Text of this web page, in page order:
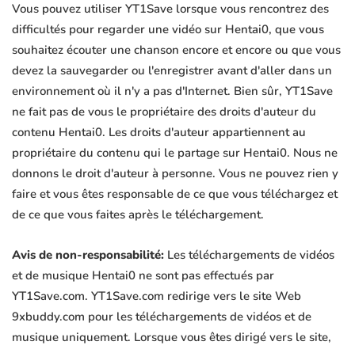
Vous pouvez utiliser YT1Save lorsque vous rencontrez des
difficultés pour regarder une vidéo sur Hentai0, que vous
souhaitez écouter une chanson encore et encore ou que vous
devez la sauvegarder ou l'enregistrer avant d'aller dans un
environnement où il n'y a pas d'Internet. Bien sûr, YT1Save
ne fait pas de vous le propriétaire des droits d'auteur du
contenu Hentai0. Les droits d'auteur appartiennent au
propriétaire du contenu qui le partage sur Hentai0. Nous ne
donnons le droit d'auteur à personne. Vous ne pouvez rien y
faire et vous êtes responsable de ce que vous téléchargez et
de ce que vous faites après le téléchargement.
Avis de non-responsabilité: Les téléchargements de vidéos
et de musique Hentai0 ne sont pas effectués par
YT1Save.com. YT1Save.com redirige vers le site Web
9xbuddy.com pour les téléchargements de vidéos et de
musique uniquement. Lorsque vous êtes dirigé vers le site,